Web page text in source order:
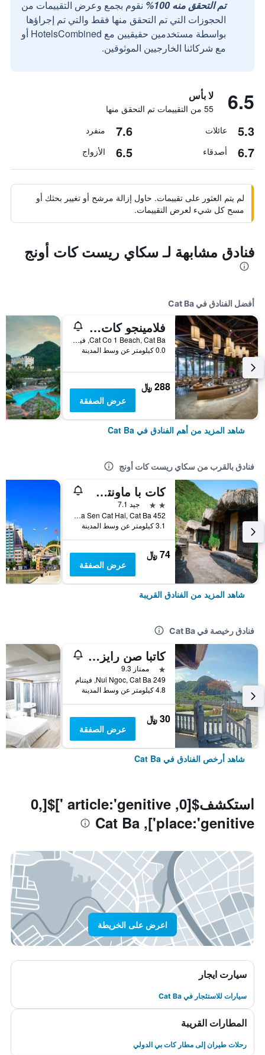
تم التحقق منه 100%
نقوم بجمع وعرض التقييمات من
الحجوزات التي تم التحقق منها فقط والتي تم إجراؤها
بواسطة مستخدمين حقيقيين مع HotelsCombined أو
مع شركائنا الخارجيين الموثوقين.
6.5 لا بأس
55 من التقييمات تم التحقق منها
5.3 عائلات 7.6 منفرد
6.7 أصدقاء 6.5 الأزواج
لم يتم العثور على تقييمات. حاول إزالة مرشح أو تغيير بحثك أو
مسح كل شيء لعرض التقييمات.
فنادق مشابهة لـ سكاي ريست كات أونج
أفضل الفنادق في Cat Ba
فلامينجو كات با ريزورت - مانيدج د باي فلامينجو هوتلز آند ريزورتس
Cat Co 1 Beach, Cat Ba, فيتنام
0.0 كيلومتر عن وسط المدينة
288 ﷼
عرض الصفقة
شاهد المزيد من أهم الفنادق في Cat Ba
فنادق بالقرب من سكاي ريست كات أونج
كات با ماونتن فيو هوم ستاي
2 نجمتين
جيد 7.1
452 Ha Sen Cat Hai, Cat Ba, فيتنام
3.1 كيلومتر عن وسط المدينة
74 ﷼
عرض الصفقة
شاهد المزيد من الفنادق القريبة
فنادق رخيصة في Cat Ba
كاتبا صن رايز هوتل
نجمة واحدة
ممتاز 9.3
249 Nui Ngoc, Cat Ba, فيتنام
4.8 كيلومتر عن وسط المدينة
30 ﷼
عرض الصفقة
شاهد أرخص الفنادق في Cat Ba
استكشف$[0, article:'genitive ']$[0,
place:'genitive'], Cat Ba
اعرض على الخريطة
سيارت ايجار
سيارات للاستئجار في Cat Ba
المطارات القريبة
رحلات طيران إلى مطار كات بي الدولي